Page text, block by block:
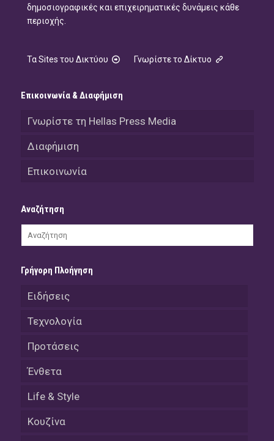
δημοσιογραφικές και επιχειρηματικές δυνάμεις κάθε
περιοχής.
Τα Sites του Δικτύου Γνωρίστε το Δίκτυο
Επικοινωνία & Διαφήμιση
Γνωρίστε τη Hellas Press Media
Διαφήμιση
Επικοινωνία
Αναζήτηση
Γρήγορη Πλοήγηση
Ειδήσεις
Τεχνολογία
Προτάσεις
Ένθετα
Life & Style
Κουζίνα